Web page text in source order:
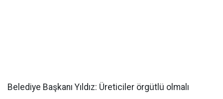
Belediye Başkanı Yıldız: Üreticiler örgütlü olmalı